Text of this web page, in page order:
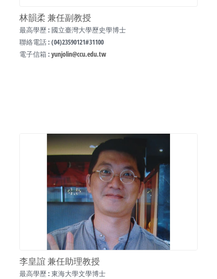
林韻柔 兼任副教授
最高學歷 : 國立臺灣大學歷史學博士
聯絡電話 : (04)23590121#31100
電子信箱 : yunjolin@ccu.edu.tw
李皇誼 兼任助理教授
最高學歷 : 東海大學文學博士